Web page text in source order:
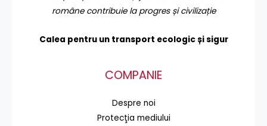
române contribuie la progres și civilizație
Calea pentru un transport ecologic și sigur
COMPANIE
Despre noi
Protecţia mediului